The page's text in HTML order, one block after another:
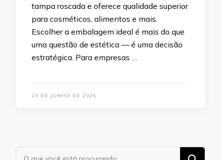
tampa roscada e oferece qualidade superior
para cosméticos, alimentos e mais.
Escolher a embalagem ideal é mais do que
uma questão de estética — é uma decisão
estratégica. Para empresas …
23 DE JUNHO DE 2025
Procurando